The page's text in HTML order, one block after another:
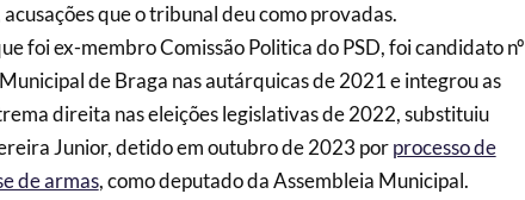
que o tribunal deu como provadas.
foi ex-membro Comissão Politica do PSD, foi candidato nº
de Braga nas autárquicas de 2021 e integrou as
direita nas eleições legislativas de 2022, substituiu
Junior, detido em outubro de 2023 porprocesso de
de armas, como deputado da Assembleia Municipal.